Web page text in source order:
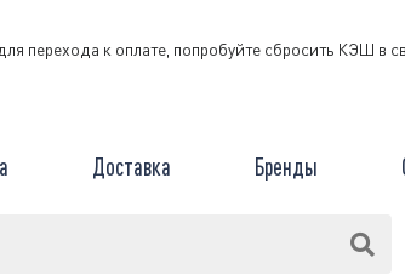
перехода к оплате, попробуйте сбросить КЭШ в
Доставка Бренды